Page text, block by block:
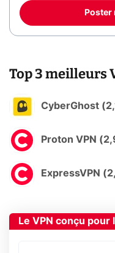
Poster
Top 3 meilleurs
CyberGhost
Proton VPN
ExpressVPN
Le VPN conçu pour